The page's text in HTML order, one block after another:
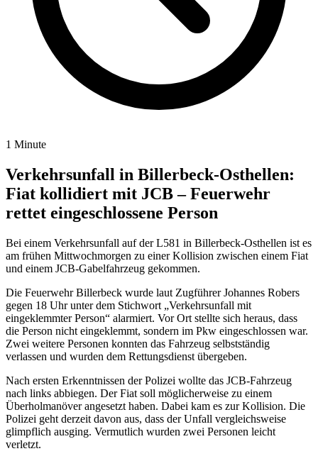
1 Minute
Verkehrsunfall in Billerbeck-Osthellen:
Fiat kollidiert mit JCB – Feuerwehr
rettet eingeschlossene Person
Bei einem Verkehrsunfall auf der L581 in Billerbeck-Osthellen ist es
am frühen Mittwochmorgen zu einer Kollision zwischen einem Fiat
und einem JCB-Gabelfahrzeug gekommen.
Die Feuerwehr Billerbeck wurde laut Zugführer Johannes Robers
gegen 18 Uhr unter dem Stichwort „Verkehrsunfall mit
eingeklemmter Person“ alarmiert. Vor Ort stellte sich heraus, dass
die Person nicht eingeklemmt, sondern im Pkw eingeschlossen war.
Zwei weitere Personen konnten das Fahrzeug selbstständig
verlassen und wurden dem Rettungsdienst übergeben.
Nach ersten Erkenntnissen der Polizei wollte das JCB-Fahrzeug
nach links abbiegen. Der Fiat soll möglicherweise zu einem
Überholmanöver angesetzt haben. Dabei kam es zur Kollision. Die
Polizei geht derzeit davon aus, dass der Unfall vergleichsweise
glimpflich ausging. Vermutlich wurden zwei Personen leicht
verletzt.